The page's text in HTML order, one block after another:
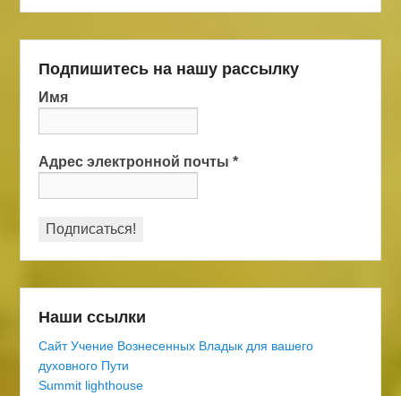
Подпишитесь на нашу рассылку
Имя
Адрес электронной почты*
Наши ссылки
Сайт Учение Вознесенных Владык для вашего
духовного Пути
Summit lighthouse